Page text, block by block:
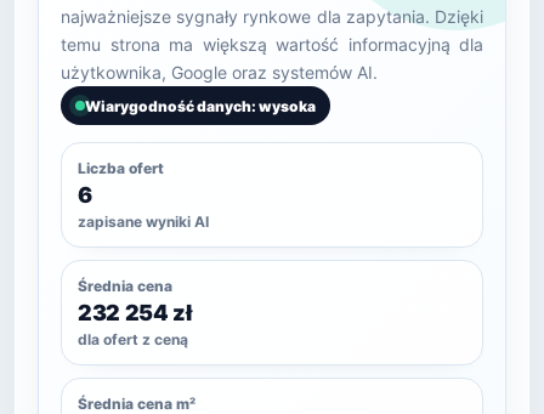
najważniejsze sygnały rynkowe dla zapytania. Dzięki
temu strona ma większą wartość informacyjną dla
użytkownika, Google oraz systemów AI.
Wiarygodność danych: wysoka
Liczba ofert
6
zapisane wyniki AI
Średnia cena
232 254 zł
dla ofert z ceną
Średnia cena m²